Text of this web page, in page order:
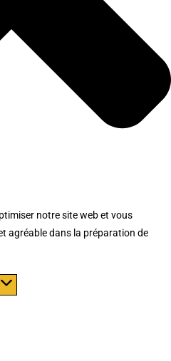
notre site web et vous
agréable dans la préparation de